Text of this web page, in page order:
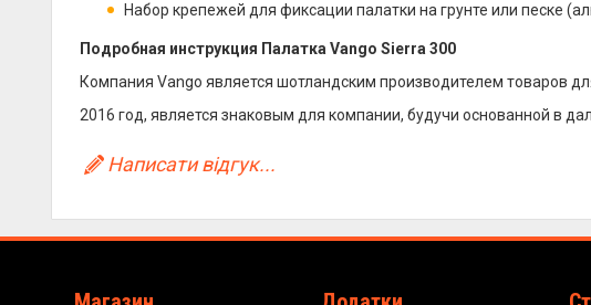
Набор крепежей для фиксации палатки на грунте или песке
П одробная инструкция Палатка Vango Sierra 300
Компания Vango является шотландским производителем товаров
2016 год, является знаковым для компании, будучи основанной в
Написати відгук...